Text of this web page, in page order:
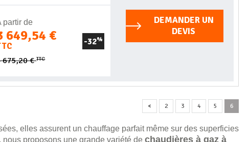
partir de
649,54 €
675,20 €TTC
-32%
DEMANDER UN
DEVIS
< 2 3 4 5 6
elles assurent un chauffage parfait même sur des superficies
nous proposons une grande variété de chaudières à gaz à